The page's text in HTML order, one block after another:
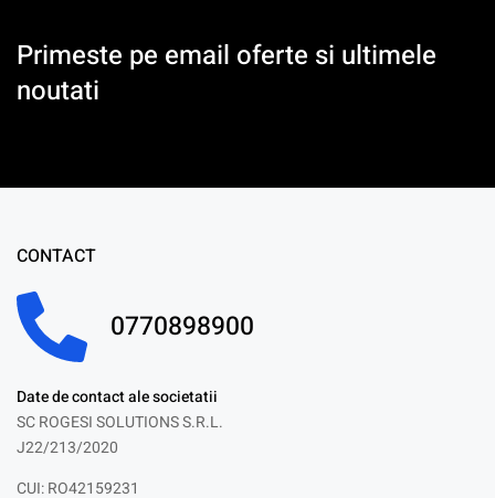
Primeste pe email oferte si ultimele
noutati
CONTACT
0770898900
Date de contact ale societatii
SC ROGESI SOLUTIONS S.R.L.
J22/213/2020
CUI: RO42159231